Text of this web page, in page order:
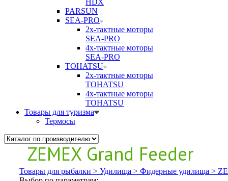
HDX
PARSUN
SEA-PRO
2х-тактные моторы
SEA-PRO
4х-тактные моторы
SEA-PRO
TOHATSU
2х-тактные моторы
TOHATSU
4х-тактные моторы
TOHATSU
Товары для туризма
Термосы
ZEMEX Grand Feeder
Товары для рыбалки > Удилища > Фидерные удилища >